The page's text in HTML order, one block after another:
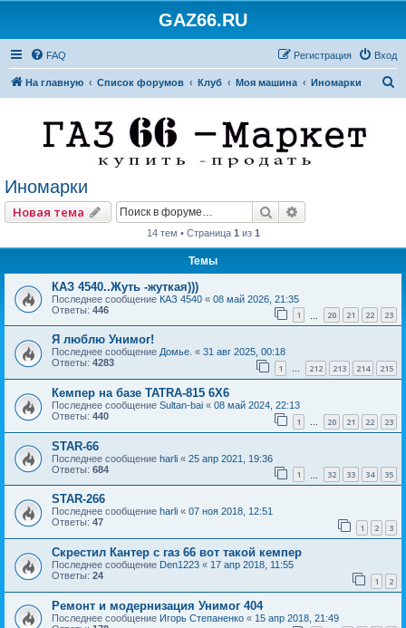
GAZ66.RU
FAQ Вход
Регистрация
На главную Список форумов Клуб Моя машина Иномарки
Иномарки
Новая тема Поиск
14 тем • Страница 1 из 1
Темы
КАЗ 4540..Жуть -жуткая)))
Последнее сообщение КАЗ 4540 « 08 май 2026, 21:35
Ответы: 446 1 20 21 22 23
Я люблю Унимог!
Последнее сообщение Домье. « 31 авг 2025, 00:18
Ответы: 4283 1 … 212 213 214 215
Кемпер на базе TATRA-815 6X6
Последнее сообщение Sultan-bai « 08 май 2024, 22:13
Ответы: 440 1 … 20 21 22 23
STAR-66
Последнее сообщение harli « 25 апр 2021, 19:36
Ответы: 684 1 32 33 34 35
STAR-266
Последнее сообщение harli « 07 ноя 2018, 12:51
Ответы: 47 1 2 3
Скрестил Кантер с газ 66 вот такой кемпер
Последнее сообщение Den1223 « 17 апр 2018, 11:55
Ответы: 24 1 2
Ремонт и модернизация Унимог 404
Последнее сообщение Игорь Степаненко « 15 апр 2018, 21:49